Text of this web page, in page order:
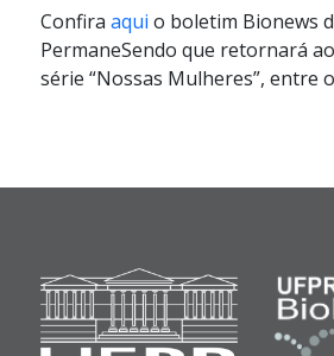
Confira aqui o boletim Bionews
PermaneSendo que retornará
série “Nossas Mulheres”, entre